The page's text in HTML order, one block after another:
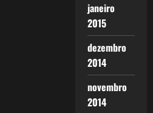
janeiro
2015
dezembro
2014
novembro
2014